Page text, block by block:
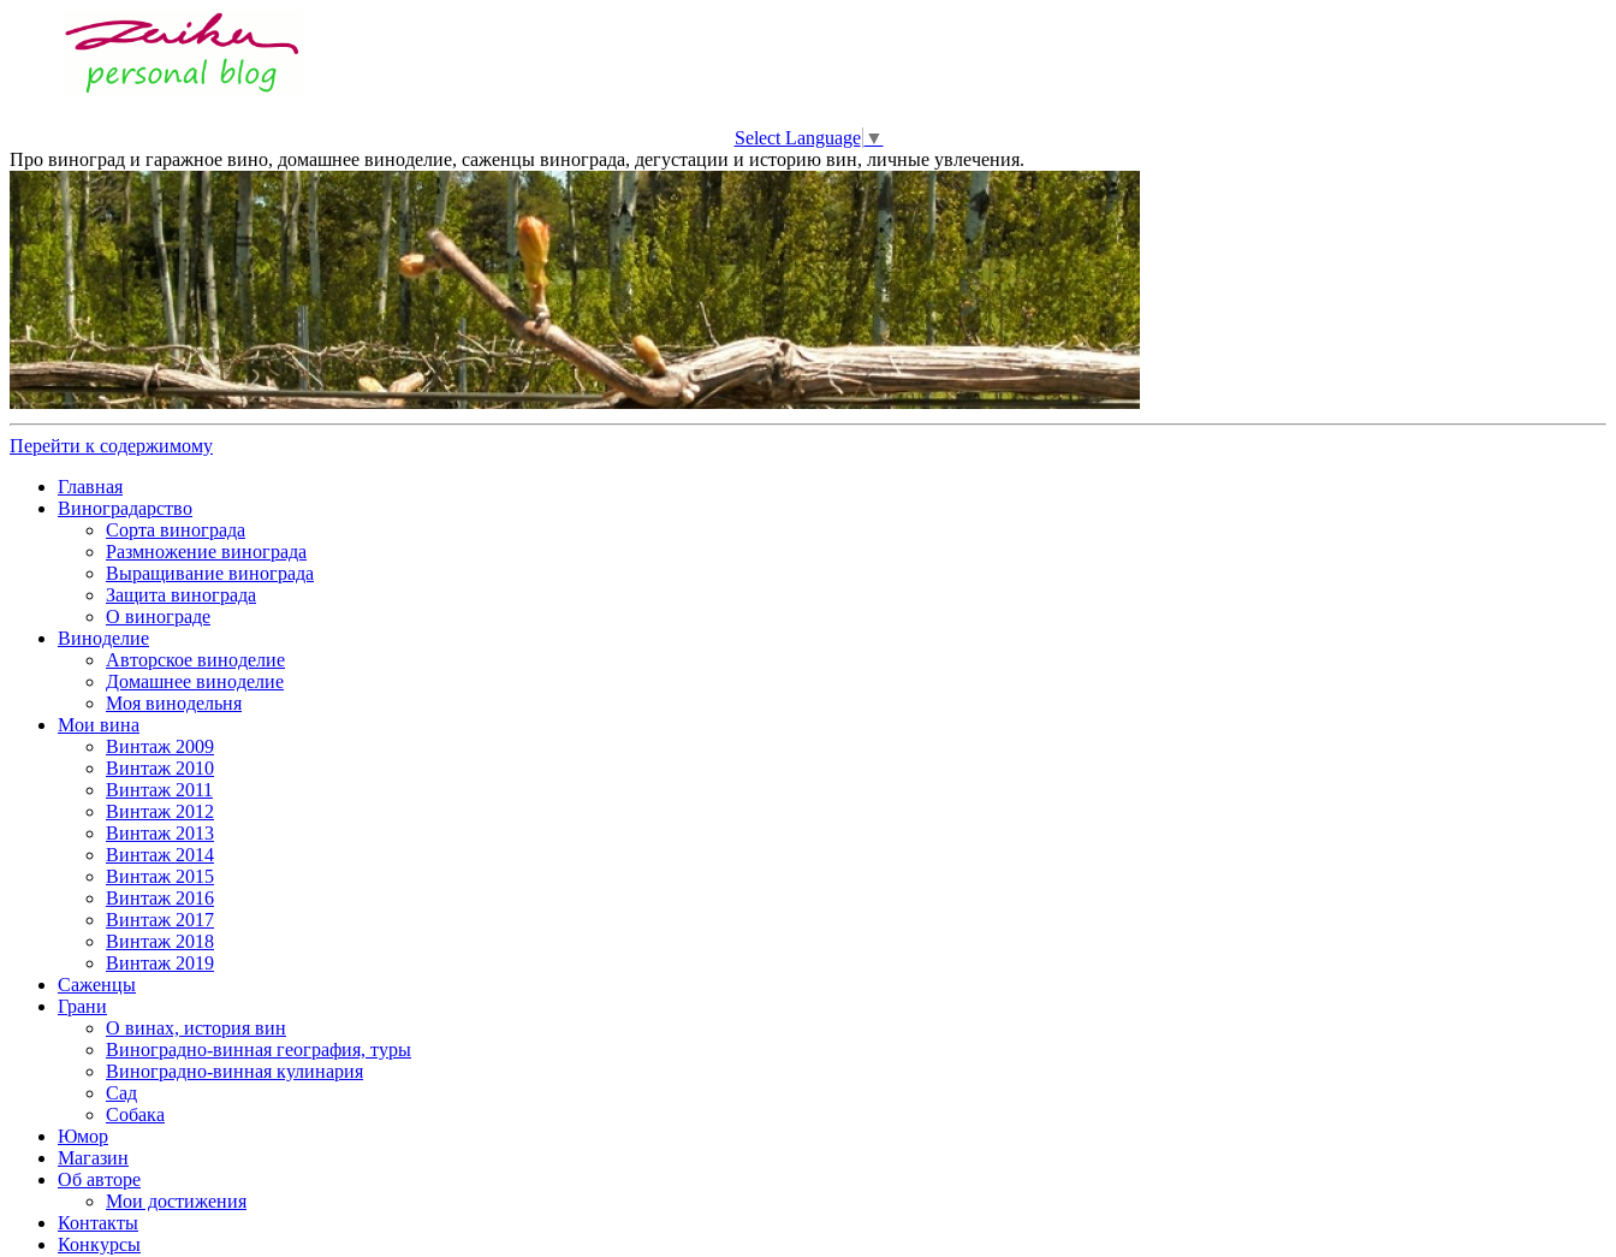
Select Language ▼
Про виноград и гаражное вино, домашнее виноделие, саженцы винограда, дегустации и историю вин, личные увлечения.
Перейти к содержимому
Главная
Виноградарство
Сорта винограда
Размножение винограда
Выращивание винограда
Защита винограда
О винограде
Виноделие
Авторское виноделие
Домашнее виноделие
Моя винодельня
Мои вина
Винтаж 2009
Винтаж 2010
Винтаж 2011
Винтаж 2012
Винтаж 2013
Винтаж 2014
Винтаж 2015
Винтаж 2016
Винтаж 2017
Винтаж 2018
Винтаж 2019
Саженцы
Грани
О винах, история вин
Виноградно-винная география, туры
Виноградно-винная кулинария
Сад
Собака
Юмор
Магазин
Об авторе
Мои достижения
Контакты
Конкурсы